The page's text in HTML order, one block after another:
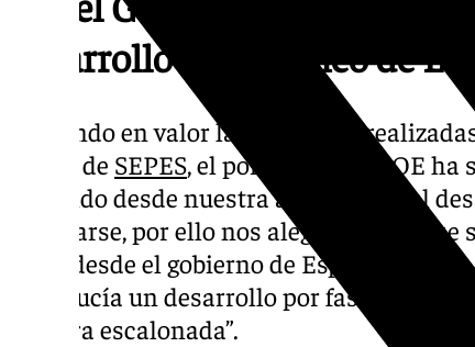
desarrollo urbanístico de
Poniendo en valor las gestiones
través de SEPES, el portavoz del PSOE ha
pidiendo desde nuestra agrupación, el
retomarse, por ello nos alegramos de
y que desde el gobierno de España se
Andalucía un desarrollo por fases, que
manera escalonada”.